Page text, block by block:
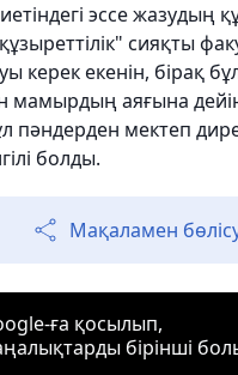
эссе
сияқты
керек екенін, бірақ
мамырдың аяғына
пәндерден мектеп
болды.
Мақаламен
ға қосылып,
бірінші